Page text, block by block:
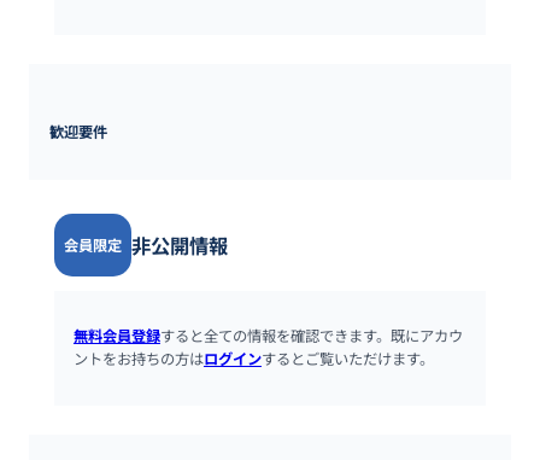
歓迎要件
会員限定 非公開情報
無料会員登録すると全ての情報を確認できます。既にアカウ
ントをお持ちの方はログインするとご覧いただけます。